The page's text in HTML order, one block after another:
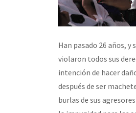
Han pasado 26 años,
violaron todos sus
intención de hacer
después de ser
burlas de sus